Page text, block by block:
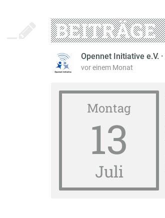
BEITRÄGE
Opennet Initiative e.V. ·
vor einem Monat
Montag
13
Juli